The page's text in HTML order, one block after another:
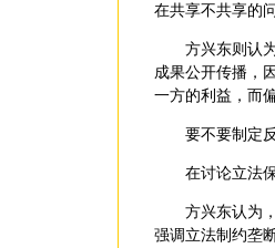
在共享不共享的
方兴东则认为
成果公开传播，
一方的利益，而
要不要制定反
在讨论立法保
方兴东认为，
强调立法制约垄